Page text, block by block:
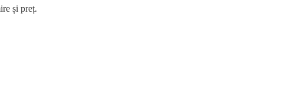
și preț.